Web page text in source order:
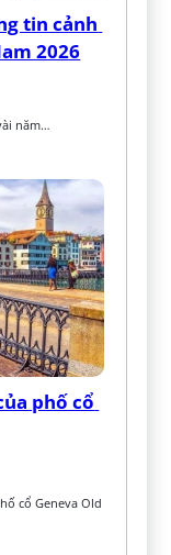
tin cảnh
2026
năm…
phố cổ
cổ Geneva Old